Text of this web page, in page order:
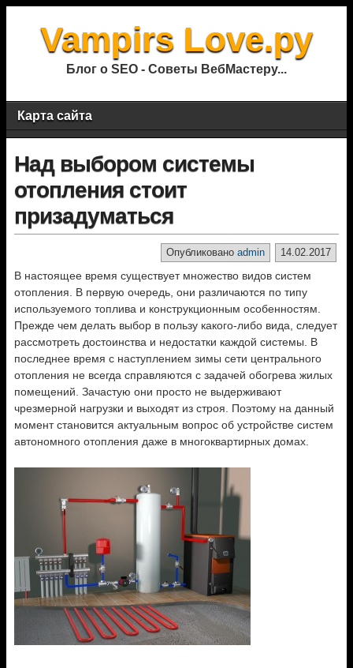
Vampirs Love.ру
Блог о SEO - Советы ВебМастеру...
Карта сайта
Над выбором системы
отопления стоит
призадуматься
14.02.2017
Опубликовано admin
В настоящее время существует множество видов систем
отопления. В первую очередь, они различаются по типу
используемого топлива и конструкционным особенностям.
Прежде чем делать выбор в пользу какого-либо вида, следует
рассмотреть достоинства и недостатки каждой системы. В
последнее время с наступлением зимы сети центрального
отопления не всегда справляются с задачей обогрева жилых
помещений. Зачастую они просто не выдерживают
чрезмерной нагрузки и выходят из строя. Поэтому на данный
момент становится актуальным вопрос об устройстве систем
автономного отопления даже в многоквартирных домах.